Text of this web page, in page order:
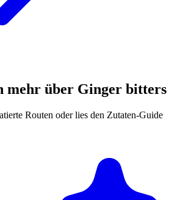
mehr über Ginger bitters
Routen oder lies den Zutaten-Guide